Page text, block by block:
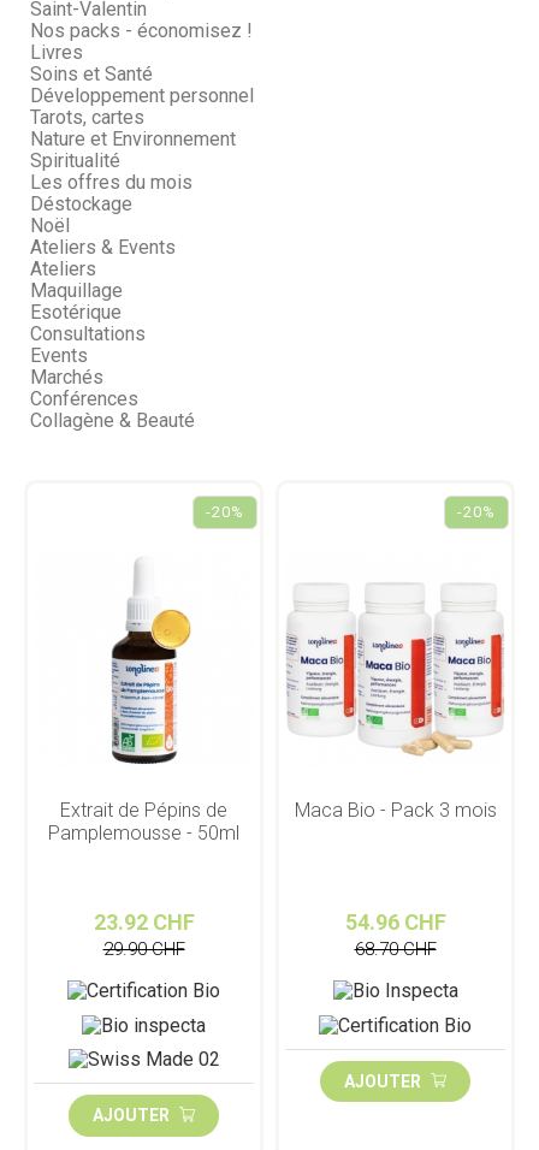
Saint-Valentin
Nos packs - économisez !
Livres
Soins et Santé
Développement personnel
Tarots, cartes
Nature et Environnement
Spiritualité
Les offres du mois
Déstockage
Noël
Ateliers & Events
Ateliers
Maquillage
Esotérique
Consultations
Events
Marchés
Conférences
Collagène & Beauté
-20%
Extrait de Pépins de
Pamplemousse - 50ml
23.92 CHF
29.90 CHF
AJOUTER
-20%
Maca Bio - Pack 3 mois
54.96 CHF
68.70 CHF
AJOUTER